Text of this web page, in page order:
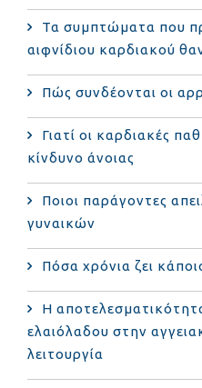
Τα συμπτώματα που
αιφνίδιου καρδιακού
Πώς συνδέονται οι
Γιατί οι καρδιακές
κίνδυνο άνοιας
Ποιοι παράγοντες
γυναικών
Πόσα χρόνια ζει
Η
ελαιόλαδου στην
λειτουργία